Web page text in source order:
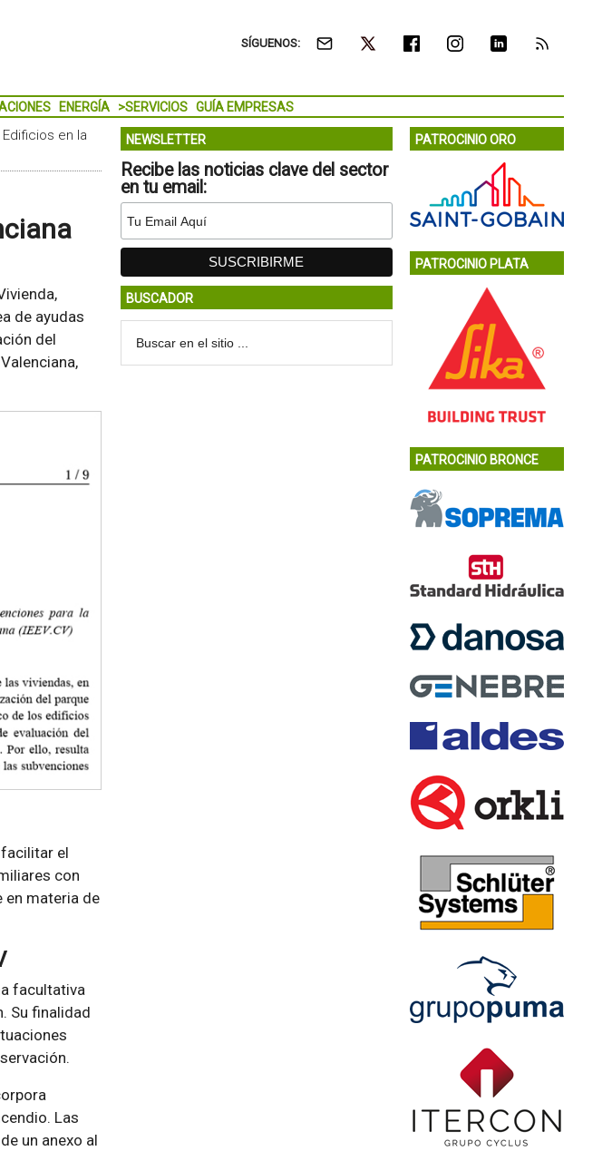
SÍGUENOS:
ENERGÍA >SERVICIOS GUÍA EMPRESAS
en la
de ayudas
del
el
con
en materia de
facultativa
Su finalidad
Las
un anexo al
NEWSLETTER
Recibe las noticias clave del sector
en tu email:
BUSCADOR
PATROCINIO ORO
PATROCINIO PLATA
PATROCINIO BRONCE